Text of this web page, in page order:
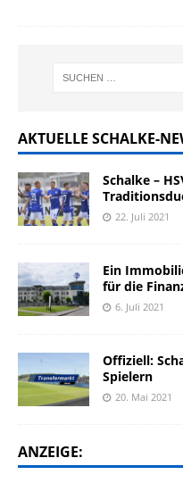
AKTUELLE SCHALKE-
Schalke –
22. Juli 2021
Ein
für die
6. Juli 2021
Offiziell:
Spielern
20. Mai 2021
ANZEIGE: